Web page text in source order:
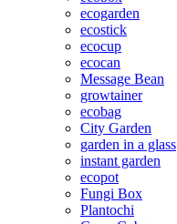
ecogarden
ecostick
ecocup
ecocan
Message Bean
growtainer
ecobag
City Garden
garden in a glass
instant garden
ecopot
Fungi Box
Plantochi